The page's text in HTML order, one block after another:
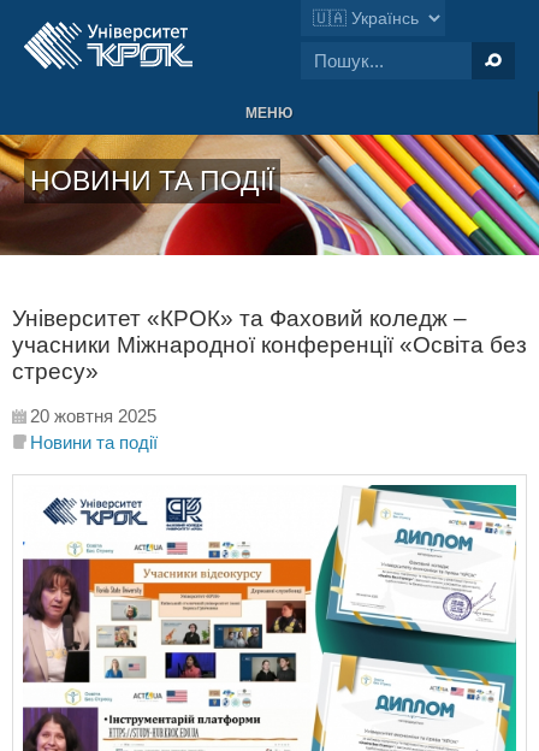
МЕНЮ
НОВИНИ ТА ПОДІЇ
Університет «КРОК» та Фаховий коледж –
учасники Міжнародної конференції «Освіта без
стресу»
20 жовтня 2025
Новини та події